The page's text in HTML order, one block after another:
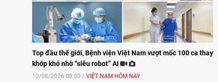
Top đầu thế giới, Bệnh viện Việt Nam vượt mốc 100 ca thay
khớp khó nhờ “siêu robot” AI
10/08/2026 08:00 VIỆT NAM HÔM NAY